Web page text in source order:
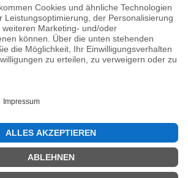
Unsere Prüfsiegel